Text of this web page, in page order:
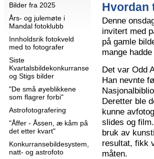
Bilder fra 2025
Års- og julemøte i
Mandal fotoklubb
Innholdsrik fotokveld
med to fotografer
Siste
Kvartalsbildekonkurranse
og Stigs bilder
"De små øyeblikkene
som flagrer forbi"
Astrofotografering
"Åffer - Åssen, æ kåm på
det etter kvart"
Konkurransebildesystem,
natt- og astrofoto
Hvordan
Denne
invitert med
på gamle
mange
Det var Odd
Han nevnte
Deretter ble
kunne
slides og
bruk av
resultat, fikk
måten.